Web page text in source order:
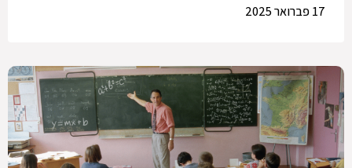
17 פברואר 2025